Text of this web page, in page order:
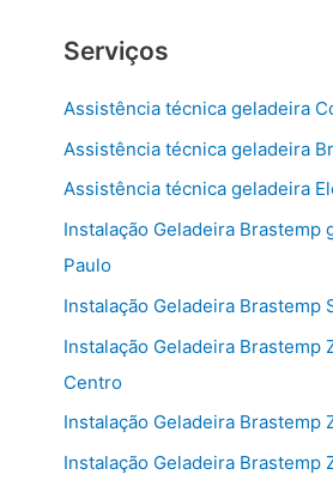
Serviços
Assistência técnica geladeira
Assistência técnica geladeira
Assistência técnica geladeira
Instalação Geladeira Brastemp
Paulo
Instalação Geladeira Brastemp
Instalação Geladeira Brastemp
Centro
Instalação Geladeira Brastemp
Instalação Geladeira Brastemp